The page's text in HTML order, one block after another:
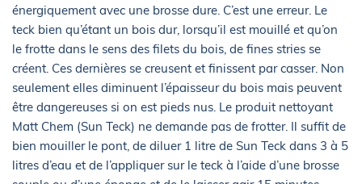
énergiquement avec une brosse dure. C’est une erreur. Le
teck bien qu’étant un bois dur, lorsqu’il est mouillé et qu’on
le frotte dans le sens des filets du bois, de fines stries se
créent. Ces dernières se creusent et finissent par casser. Non
seulement elles diminuent l’épaisseur du bois mais peuvent
être dangereuses si on est pieds nus. Le produit nettoyant
Matt Chem (Sun Teck) ne demande pas de frotter. Il suffit de
bien mouiller le pont, de diluer 1 litre de Sun Teck dans 3 à 5
litres d’eau et de l’appliquer sur le teck à l’aide d’une brosse